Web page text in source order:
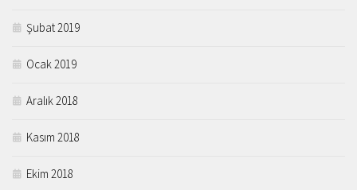
Şubat 2019
Ocak 2019
Aralık 2018
Kasım 2018
Ekim 2018